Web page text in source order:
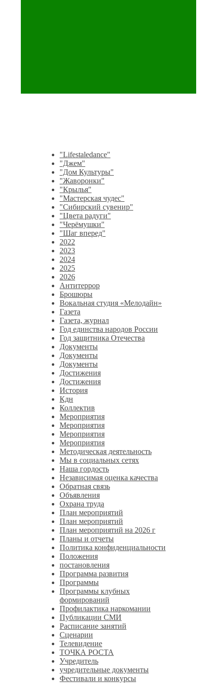
"Lifestaledance"
"Джем"
"Дом Культуры"
"Жаворонки"
"Крылья"
"Мастерская чудес"
"Сибирский сувенир"
"Цвета радуги"
"Черёмушки"
"Шаг вперед"
2022
2023
2024
2025
2026
Антитеррор
Брошюры
Вокальная студия «Мелодайн»
Газета
Газета, журнал
Год единства народов России
Год защитника Отечества
Документы
Документы
Документы
Достижения
Достижения
История
Кдн
Коллектив
Мероприятия
Мероприятия
Мероприятия
Мероприятия
Методическая деятельность
Мы в социальных сетях
Наша гордость
Независимая оценка качества
Обратная связь
Объявления
Охрана труда
План мероприятий
План мероприятий
План мероприятий на 2026 г
Планы и отчеты
Политика конфиденциальности
Положения
постановления
Программа развития
Программы
Программы клубных
формирований
Профилактика наркомании
Публикации СМИ
Расписание занятий
Сценарии
Телевидение
ТОЧКА РОСТА
Учредитель
учредительные документы
Фестивали и конкурсы